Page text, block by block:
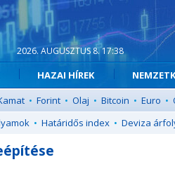
2026. AUGUSZTUS 8. 17:38
HAZAI HÍREK
• Forint • Olaj • Bitcoin • Euro •
• Határidős index • Deviza